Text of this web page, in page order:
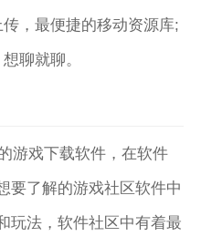
，最便捷的移动资源库;
聊就聊。
游戏下载软件，在软件
要了解的游戏社区软件中
玩法，软件社区中有着最